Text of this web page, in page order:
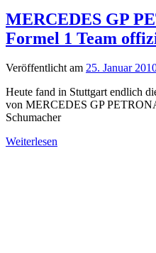
MERCEDES GP
Formel 1 Team
Veröffentlicht am 25. Januar
Heute fand in Stuttgart endlich
von MERCEDES GP
Schumacher
Weiterlesen